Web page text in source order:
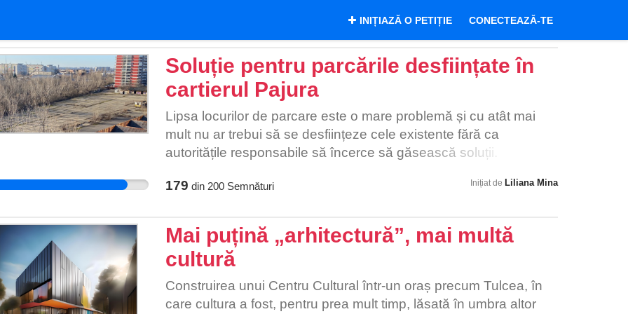
INIȚIAZĂ O PETIȚIE CONECTEAZĂ-TE
Soluție pentru parcările desființate în
cartierul Pajura
Lipsa locurilor de parcare este o mare problemă și cu atât mai
mult nu ar trebui să se desființeze cele existente fără ca
autoritățile responsabile să încerce să găsească soluții.
179 din 200Semnături Inițiat de Liliana Mina
Mai puțină „arhitectură”, mai multă
cultură
Construirea unui Centru Cultural într-un oraș precum Tulcea, în
care cultura a fost, pentru prea mult timp, lăsată în umbra altor